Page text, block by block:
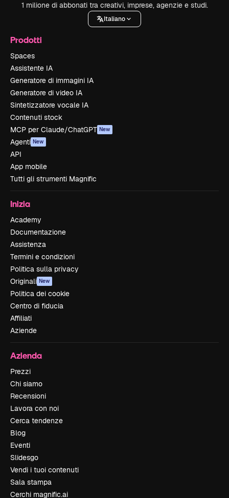
1 milione di abbonati tra creativi, imprese, agenzie e studi.
Italiano
Prodotti
Spaces
Assistente IA
Generatore di immagini IA
Generatore di video IA
Sintetizzatore vocale IA
Contenuti stock
MCP per Claude/ChatGPT New
Agenti New
API
App mobile
Tutti gli strumenti Magnific
Inizia
Academy
Documentazione
Assistenza
Termini e condizioni
Politica sulla privacy
Originali New
Politica dei cookie
Centro di fiducia
Affiliati
Aziende
Azienda
Prezzi
Chi siamo
Recensioni
Lavora con noi
Cerca tendenze
Blog
Eventi
Slidesgo
Vendi i tuoi contenuti
Sala stampa
Cerchi magnific.ai